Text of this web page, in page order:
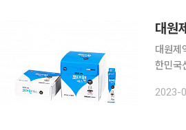
대원
대원제
한민국
는 천
2023-